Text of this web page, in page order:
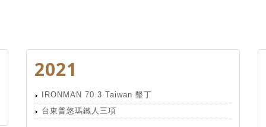
2021
IRONMAN 70.3 Taiwan 墾丁
台東普悠瑪鐵人三項